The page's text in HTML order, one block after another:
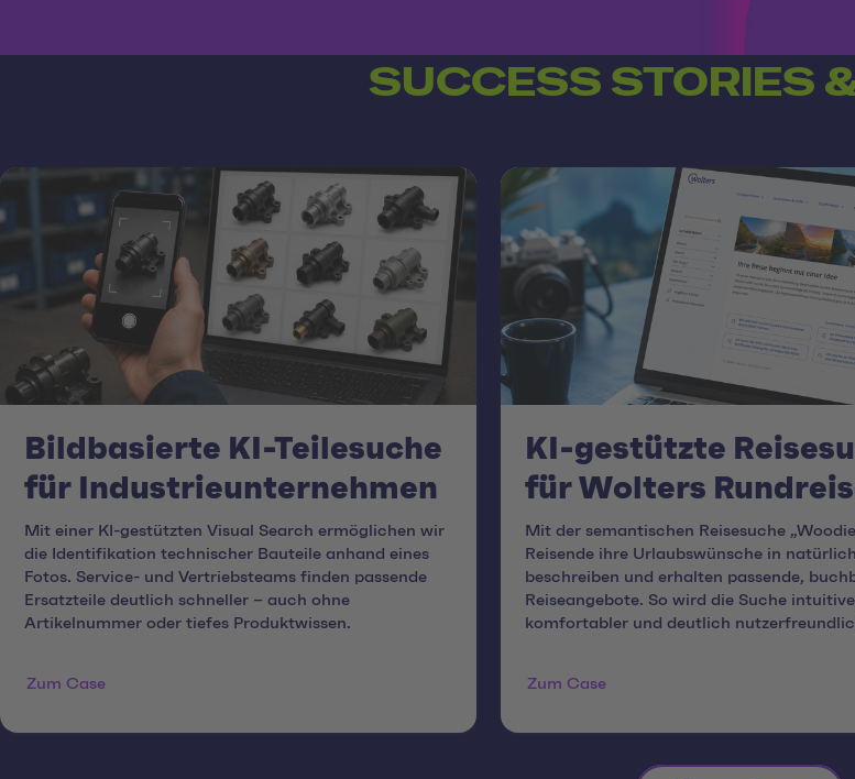
SUCCESS STORIES
Bildbasierte KI-Teilesuche
für Industrieunternehmen
Mit einer KI-gestützten Visual Search ermöglichen wir
die Identifikation technischer Bauteile anhand eines
Fotos. Service- und Vertriebsteams finden passende
Ersatzteile deutlich schneller – auch ohne
Artikelnummer oder tiefes Produktwissen.
Zum Case
KI-gestützte
für Wolters
Mit der semantischen Reisesuche
Reisende ihre Urlaubswünsche in
beschreiben und erhalten passende,
Reiseangebote. So wird die Suche
komfortabler und deutlich
Zum Case